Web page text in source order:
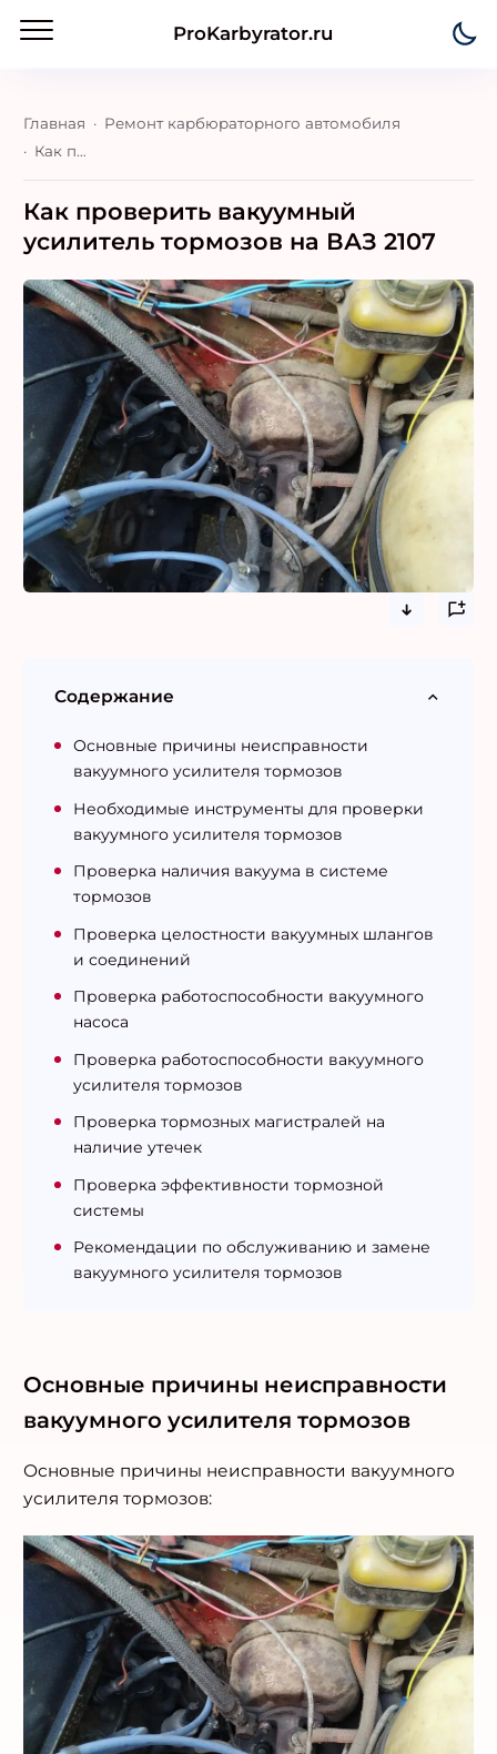
ProKarbyrator.ru
Главная
Ремонт карбюраторного автомобиля
Как проверить вакуумный усилитель тормозов на ВАЗ 2107
Как проверить вакуумный
усилитель тормозов на ВАЗ 2107
Основные причины неисправности
вакуумного усилителя тормозов
Основные причины неисправности вакуумного
усилителя тормозов:
Содержание
Основные причины неисправности
вакуумного усилителя тормозов
Необходимые инструменты для проверки
вакуумного усилителя тормозов
Проверка наличия вакуума в системе
тормозов
Проверка целостности вакуумных шлангов
и соединений
Проверка работоспособности вакуумного
насоса
Проверка работоспособности вакуумного
усилителя тормозов
Проверка тормозных магистралей на
наличие утечек
Проверка эффективности тормозной
системы
Рекомендации по обслуживанию и замене
вакуумного усилителя тормозов